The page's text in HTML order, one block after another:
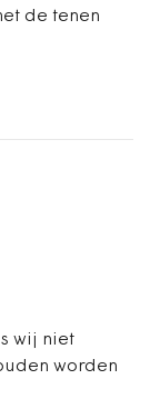
de tenen
wij niet
worden